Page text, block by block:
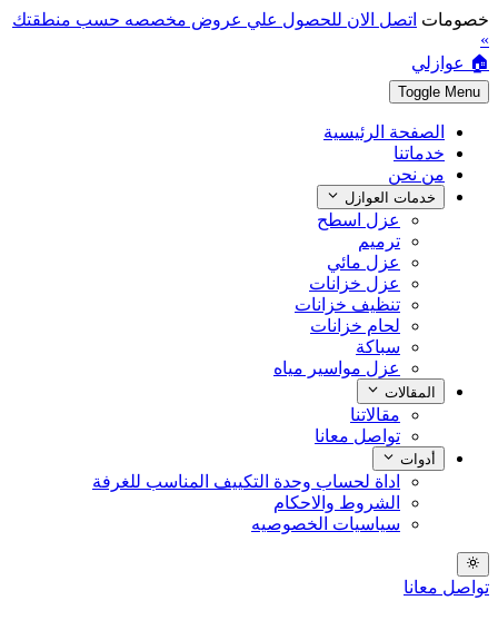
خصومات اتصل الان للحصول علي عروض مخصصه حسب منطقتك
»
🏠 عوازلي
Toggle Menu
الصفحة الرئيسية
خدماتنا
من نحن
خدمات العوازل
عزل اسطح
ترميم
عزل مائي
عزل خزانات
تنظيف خزانات
لحام خزانات
سباكة
عزل مواسير مياه
المقالات
مقالاتنا
تواصل معانا
أدوات
اداة لحساب وحدة التكييف المناسب للغرفة
الشروط والاحكام
سياسيات الخصوصيه
تواصل معانا